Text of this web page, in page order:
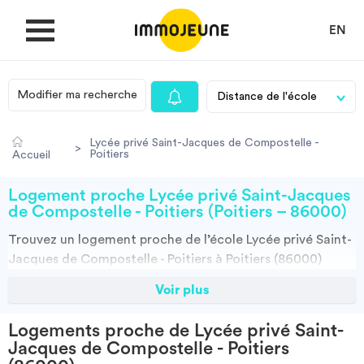
EN
MON COMPTE
DÉPOSER UNE ANNONCE
Villes
Modifier ma recherche
Accueil
>
Lycée privé Saint-Jacques de Compostelle -
Poitiers
Logement proche Lycée privé Saint-Jacques
de Compostelle - Poitiers (Poitiers – 86000)
Trouvez un logement proche de l’école Lycée privé Saint-
Jacques de Compostelle - Poitiers à Poitiers (86000)
étudiant. Découvrez nos milliers d’offres de locations
Poitiers : résidences étudiantes, locations par
particuliers, par agences et colocations. Vous avez tous
Voir plus
Logements proche de Lycée privé Saint-
Jacques de Compostelle - Poitiers